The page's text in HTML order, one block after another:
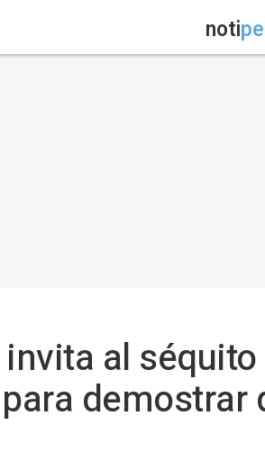
noti
invita al
demostrar